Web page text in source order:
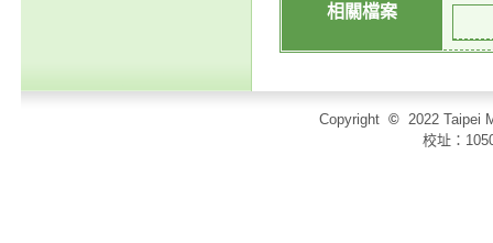
相關檔案
Copyright © 2022 Taipei
校址：